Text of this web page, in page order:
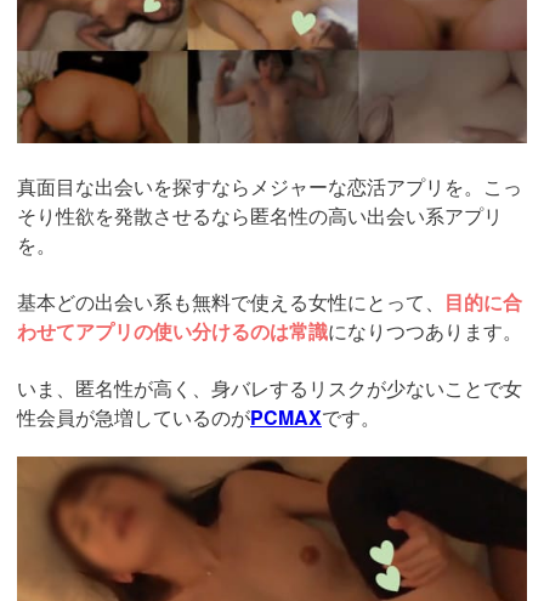
真面目な出会いを探すならメジャーな恋活アプリを。こっ
そり性欲を発散させるなら匿名性の高い出会い系アプリ
を。
基本どの出会い系も無料で使える女性にとって、 目的に合
わせてアプリの使い分けるのは常識になりつつあります。
いま、匿名性が高く、身バレするリスクが少ないことで女
性会員が急増しているのがPCMAXです。
https://pcmax.jp/lp/?
ad_id=rm327007